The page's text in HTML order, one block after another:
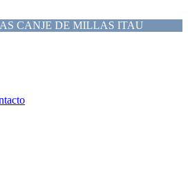
CANJE DE MILLAS ITAU